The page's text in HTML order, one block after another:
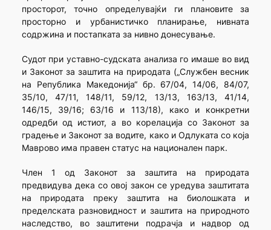
просторот, точно определувајќи ги плановите за
просторно и урбанистичко планирање, нивната
содржина и постапката за нивно донесување.
Судот при уставно-судската анализа го имаше во вид
и Законот за заштита на природата („Службен весник
на Република Македонија“ бр. 67/04, 14/06, 84/07,
35/10, 47/11, 148/11, 59/12, 13/13, 163/13, 41/14,
146/15, 39/16; 63/16 и 113/18), како и конкретни
одредби од истиот, а во корелација со Законот за
градење и Законот за водите, како и Одлуката со која
Маврово има правен статус на национален парк.
Член 1 од Законот за заштита на природата
предвидува дека со овој закон се уредува заштитата
на природата преку заштита на биолошката и
пределската разновидност и заштита на природното
наследство, во заштитени подрачја и надвор од